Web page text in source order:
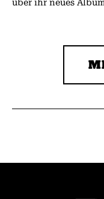
über ihr neues